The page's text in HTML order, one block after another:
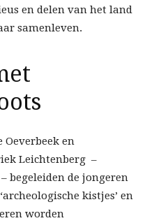
en delen van het land
samenleven.
Oeverbeek en
Leichtenberg –
begeleiden de jongeren
kistjes’ en
worden